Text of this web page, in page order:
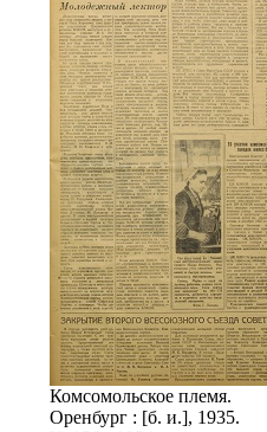
Комсомольское племя.
Оренбург : [б. и.], 1935.